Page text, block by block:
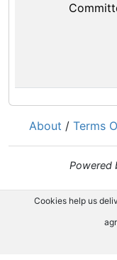
About / Terms
Powered
Cookies help us